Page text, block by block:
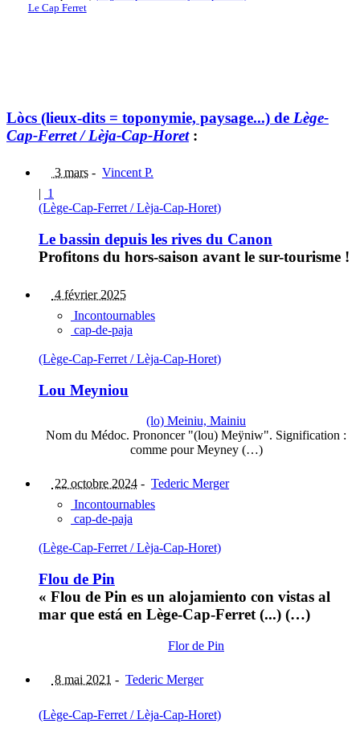
Le Cap Ferret
Lòcs (lieux-dits = toponymie, paysage...) de Lège-
Cap-Ferret / Lèja-Cap-Horet:
3 mars - Vincent P.
1
(Lège-Cap-Ferret / Lèja-Cap-Horet)
Le bassin depuis les rives du Canon
Profitons du hors-saison avant le sur-tourisme !
4 février 2025
Incontournables
cap-de-paja
(Lège-Cap-Ferret / Lèja-Cap-Horet)
Lou Meyniou
(lo) Meiniu, Mainiu
Nom du Médoc. Prononcer "(lou) Meÿniw". Signification :
comme pour Meyney (…)
22 octobre 2024 - Tederic Merger
Incontournables
cap-de-paja
(Lège-Cap-Ferret / Lèja-Cap-Horet)
Flou de Pin
« Flou de Pin es un alojamiento con vistas al
mar que está en Lège-Cap-Ferret (...) (…)
Flor de Pin
8 mai 2021 - Tederic Merger
(Lège-Cap-Ferret / Lèja-Cap-Horet)